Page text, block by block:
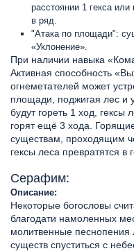
расстоянии 1 гекса
в ряд.
"Атака по площади":
«Уклонение».
При наличии навыка
Активная способность
огнеметателей может
площади, поджигая лес и
будут гореть 1 ход,
горят ещё 3 хода.
существам, проходящим
гексы леса превратятся в
Серафим:
Описание:
Некоторые богословы
благодати намоленных
молитвенные песнопения
существ спуститься с